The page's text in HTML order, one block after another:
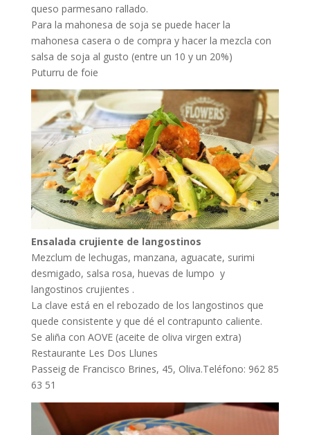
queso parmesano rallado.
Para la mahonesa de soja se puede hacer la
mahonesa casera o de compra y hacer la mezcla con
salsa de soja al gusto (entre un 10 y un 20%)
Puturru de foie
Ensalada crujiente de langostinos
Mezclum de lechugas, manzana, aguacate, surimi
desmigado, salsa rosa, huevas de lumpo y
langostinos crujientes .
La clave está en el rebozado de los langostinos que
quede consistente y que dé el contrapunto caliente.
Se aliña con AOVE (aceite de oliva virgen extra)
Restaurante Les Dos Llunes
Passeig de Francisco Brines, 45, Oliva.Teléfono: 962 85
63 51